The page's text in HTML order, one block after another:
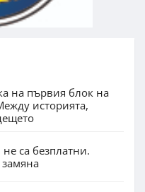
на първия блок на
историята,
са безплатни.